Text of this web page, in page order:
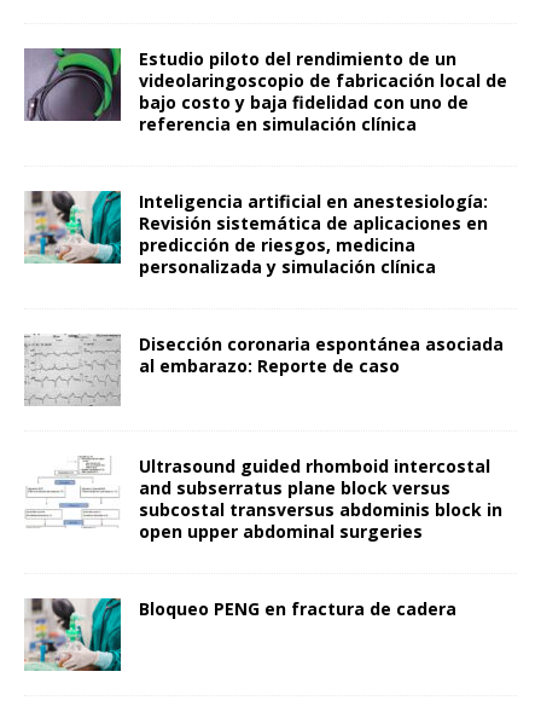
Estudio piloto del rendimiento de un
videolaringoscopio de fabricación local de
bajo costo y baja fidelidad con uno de
referencia en simulación clínica
Inteligencia artificial en anestesiología:
Revisión sistemática de aplicaciones en
predicción de riesgos, medicina
personalizada y simulación clínica
Disección coronaria espontánea asociada
al embarazo: Reporte de caso
Ultrasound guided rhomboid intercostal
and subserratus plane block versus
subcostal transversus abdominis block in
open upper abdominal surgeries
Bloqueo PENG en fractura de cadera